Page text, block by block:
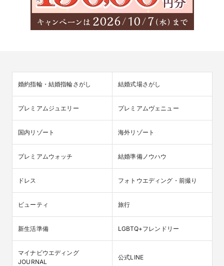
婚約指輪・結婚指輪さがし 結婚式場さがし
プレミアムジュエリー プレミアムヴェニュー
国内リゾート 海外リゾート
プレミアムウォッチ 結婚準備ノウハウ
ドレス フォトウエディング・前撮り
ビューティ 旅行
新生活準備 LGBTQ+フレンドリー
マイナビウエディング
JOURNAL
公式LINE